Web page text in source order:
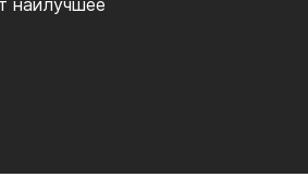
наилучшее